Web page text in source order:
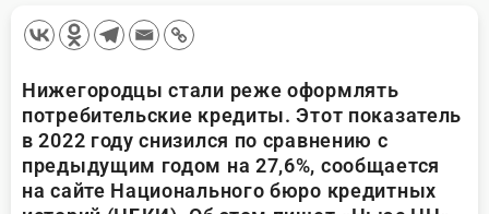
Нижегородцы стали реже оформлять
потребительские кредиты. Этот показатель
в 2022 году снизился по сравнению с
предыдущим годом на 27,6%, сообщается
на сайте Национального бюро кредитных